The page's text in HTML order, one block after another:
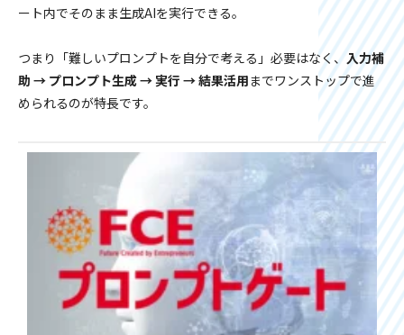
ート内でそのまま生成AIを実行できる。
つまり「難しいプロンプトを自分で考える」必要はなく、入力補
助 → プロンプト生成 → 実行 → 結果活用までワンストップで進
められるのが特長です。